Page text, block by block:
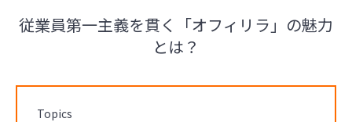
従業員第一主義を貫く「オフィリラ」の魅力
とは？
Topics